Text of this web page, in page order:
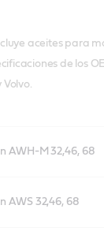
aceites para
de los
AWH-M 32,46, 68
AWS 32,46, 68